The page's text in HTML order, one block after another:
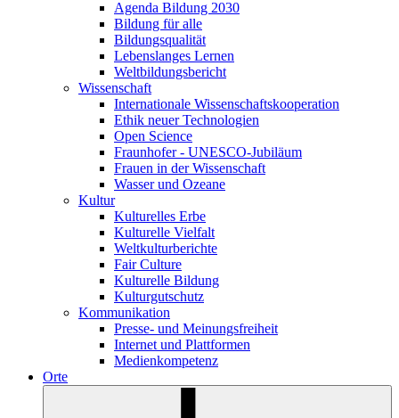
Agenda Bildung 2030
Bildung für alle
Bildungsqualität
Lebenslanges Lernen
Weltbildungsbericht
Wissenschaft
Internationale Wissenschaftskooperation
Ethik neuer Technologien
Open Science
Fraunhofer - UNESCO-Jubiläum
Frauen in der Wissenschaft
Wasser und Ozeane
Kultur
Kulturelles Erbe
Kulturelle Vielfalt
Weltkulturberichte
Fair Culture
Kulturelle Bildung
Kulturgutschutz
Kommunikation
Presse- und Meinungsfreiheit
Internet und Plattformen
Medienkompetenz
Orte